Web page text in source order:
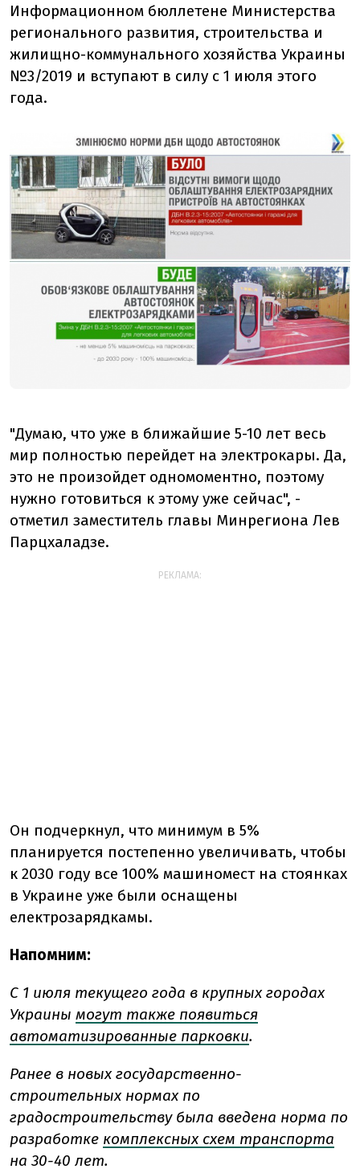
Информационном бюллетене Министерства
регионального развития, строительства и
жилищно-коммунального хозяйства Украины
№3/2019 и вступают в силу с 1 июля этого
года.
"Думаю, что уже в ближайшие 5-10 лет весь
мир полностью перейдет на электрокары. Да,
это не произойдет одномоментно, поэтому
нужно готовиться к этому уже сейчас", -
отметил заместитель главы Минрегиона Лев
Парцхаладзе.
РЕКЛАМА:
Он подчеркнул, что минимум в 5%
планируется постепенно увеличивать, чтобы
к 2030 году все 100% машиномест на стоянках
в Украине уже были оснащены
електрозарядкамы.
Напомним:
С 1 июля текущего года в крупных городах
Украины могут также появиться
автоматизированные парковки.
Ранее в новых государственно-
строительных нормах по
градостроительству была введена норма по
разработке комплексных схем транспорта
на 30-40 лет.